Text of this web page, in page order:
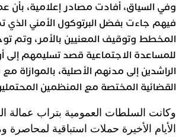
وفي السياق، أفادت مصادر إعلامية، بأن
فيهم جاءت بفضل البرتوكول الأمني
المخطط وتوقيف المعنيين بالأمر، وتم
للمساعدة الاجتماعية قصد تسليمهم إلى
الراشدين إلى مدنهم الأصلية،
القضائية المختصة مع المنظمين
وكانت السلطات العمومية بتراب عمالة
الأيام الأخيرة حملات استباقية